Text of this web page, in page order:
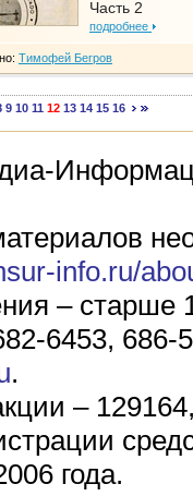
Часть 2
подробнее
Тимофей Бегров
9 10 11 12 13 14 15 16
info.ru/
– старше
6453, 686-
.
–
года.